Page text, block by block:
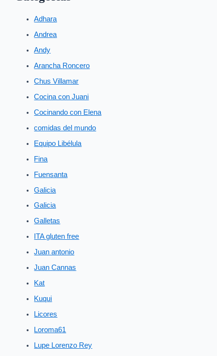
Adhara
Andrea
Andy
Arancha Roncero
Chus Villamar
Cocina con Juani
Cocinando con Elena
comidas del mundo
Equipo Libélula
Fina
Fuensanta
Galicia
Galicia
Galletas
ITA gluten free
Juan antonio
Juan Cannas
Kat
Kuqui
Licores
Loroma61
Lupe Lorenzo Rey